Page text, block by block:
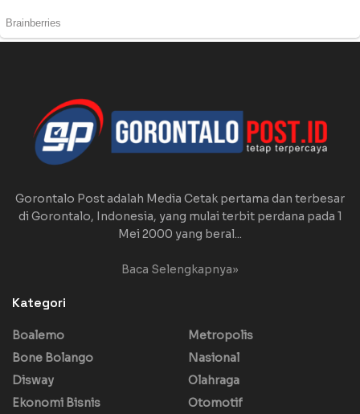
Gorontalo Post adalah Media Cetak pertama dan terbesar
di Gorontalo, Indonesia, yang mulai terbit perdana pada 1
Mei 2000 yang beral...
Baca Selengkapnya»
Kategori
Boalemo
Bone Bolango
Disway
Ekonomi Bisnis
Metropolis
Nasional
Olahraga
Otomotif